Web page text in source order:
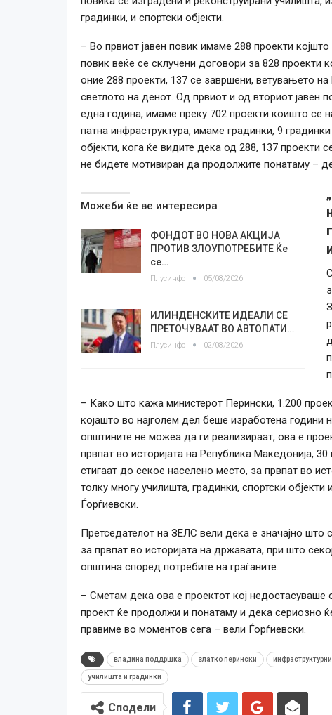
градинки, и спортски објекти.
– Во првиот јавен повик имаме 288 проекти
повик веќе се склучени договори за 828 проекти
оние 288 проекти, 137 се завршени, ветувањето
светлото на денот. Од првиот и од вториот јавен
една година, имаме преку 702 проекти коишто се
патна инфраструктура, имаме градинки, 9
објекти, кога ќе видите дека од 288, 137
не бидете мотивиран да продолжите понатаму –
Можеби ќе ве интересира
ФОНДОТ ВО НОВА АКЦИЈА
ПРОТИВ ЗЛОУПОТРЕБИТЕ Ќе
се…
Плусинфо 05/08/2026
ИЛИНДЕНСКИТЕ ИДЕАЛИ СЕ
ПРЕТОЧУВААТ ВО АВТОПАТИ…
Плусинфо 02/08/2026
– Како што кажа министерот Перински, 1.200
којашто во најголем дел беше изработена
општините не можеа да ги реализираат, ова е
првпат во историјата на Република Македонија,
стигаат до секое населено место, за првпат во
толку многу училишта, градинки, спортски
Ѓорѓиевски.
Претседателот на ЗЕЛС вели дека е значајно што
за првпат во историјата на државата, при што
општина според потребите на граѓаните.
– Сметам дека ова е проектот кој
проект ќе продолжи и понатаму и дека сериозно
правиме во моментов сега – вели Ѓорѓиевски.
владина поддршка златко перински
училишта и градинки
Сподели